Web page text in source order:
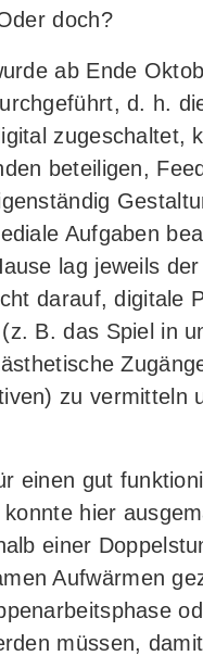
doch?
ab Ende
d. h.
zuge­schal­tet,
betei­li­gen,
Auf­ga­ben
lag jeweils
dar­auf, digi­ta­le
B. das Spiel in
zu ver­mit­teln
einen gut
konn­te hier
einer
Auf­wär­men
müs­sen,